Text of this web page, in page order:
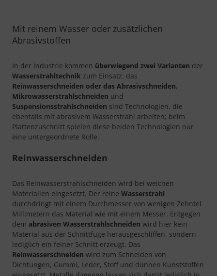
Mit reinem Wasser oder zusätzlichen
Abrasivstoffen
In der Industrie kommen überwiegend zwei Varianten der
Wasserstrahltechnik zum Einsatz: das
Reinwasserschneiden oder das Abrasivschneiden.
Mikrowasserstrahlschneiden und
Suspensionsstrahlschneiden sind Technologien, die
ebenfalls mit abrasivem Wasserstrahl arbeiten; beim
Plattenzuschnitt spielen diese beiden Technologien nur
eine untergeordnete Rolle.
Reinwasserschneiden
Das Reinwasserstrahlschneiden wird bei weichen
Materialien eingesetzt. Der reine Wasserstrahl
durchdringt mit einem Durchmesser von wenigen Zehntel
Millimetern das Material wie mit einem Messer. Entgegen
dem abrasiven Wasserstrahlschneiden wird hier kein
Material aus der Schnittfuge herausgeschliffen, sondern
lediglich ein feiner Schnitt erzeugt. Das
Reinwasserschneiden wird zum Schneiden von
Dichtungen, Gummi, Leder, Stoff und dünnen Kunststoffen